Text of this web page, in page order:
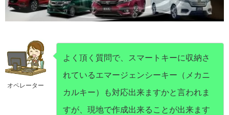
オペレーター
よく頂く質問で、スマートキーに収納さ
れているエマージェンシーキー（メカニ
カルキー）も対応出来ますかと言われま
すが、現地で作成出来ることが出来ます